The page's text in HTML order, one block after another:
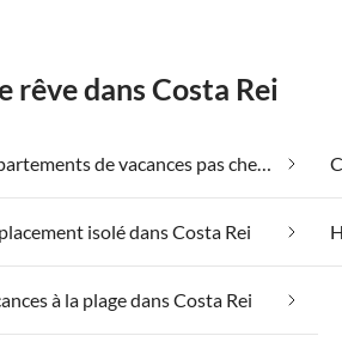
rêve dans Costa Rei
Appartements de vacances pas chers dans Costa Rei
isolé dans Costa Rei
à la plage dans Costa Rei